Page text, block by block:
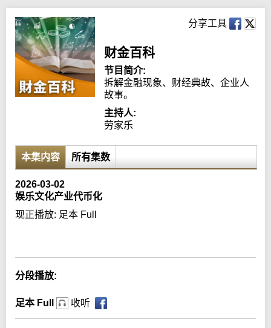
c
h
分享工具
财金百科
节目简介:
拆解金融现象、财经典故、企业人
故事。
主持人:
劳家乐
本集内容 所有集数
2026-03-02
娱乐文化产业代币化
现正播放: 足本 Full
分段播放:
足本 Full 收听